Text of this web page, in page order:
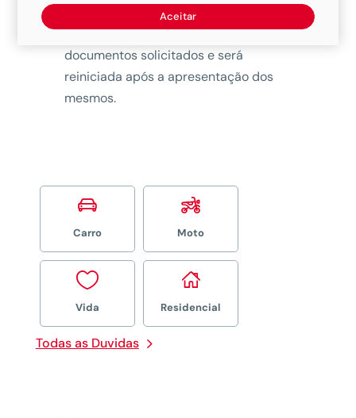
Todas as Duvidas
contagem deste prazo será suspensa
se não forem apresentados todos os
documentos solicitados e será
reiniciada após a apresentação dos
mesmos.

Carro

Moto

Vida

Residencial
Aceitar